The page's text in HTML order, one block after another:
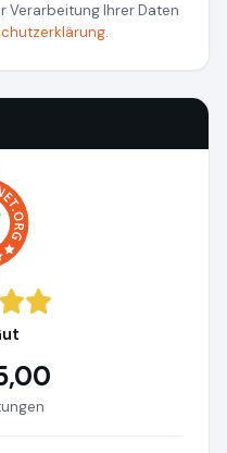
Verarbeitung Ihrer Daten
.